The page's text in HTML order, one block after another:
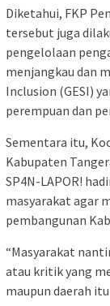
Diketahui, FKP
tersebut juga
pengelolaan
menjangkau dan
Inclusion (GESI)
perempuan dan
Sementara itu,
Kabupaten
SP4N-LAPOR!
masyarakat agar
pembangunan
“Masyarakat
atau kritik yang
maupun daerah